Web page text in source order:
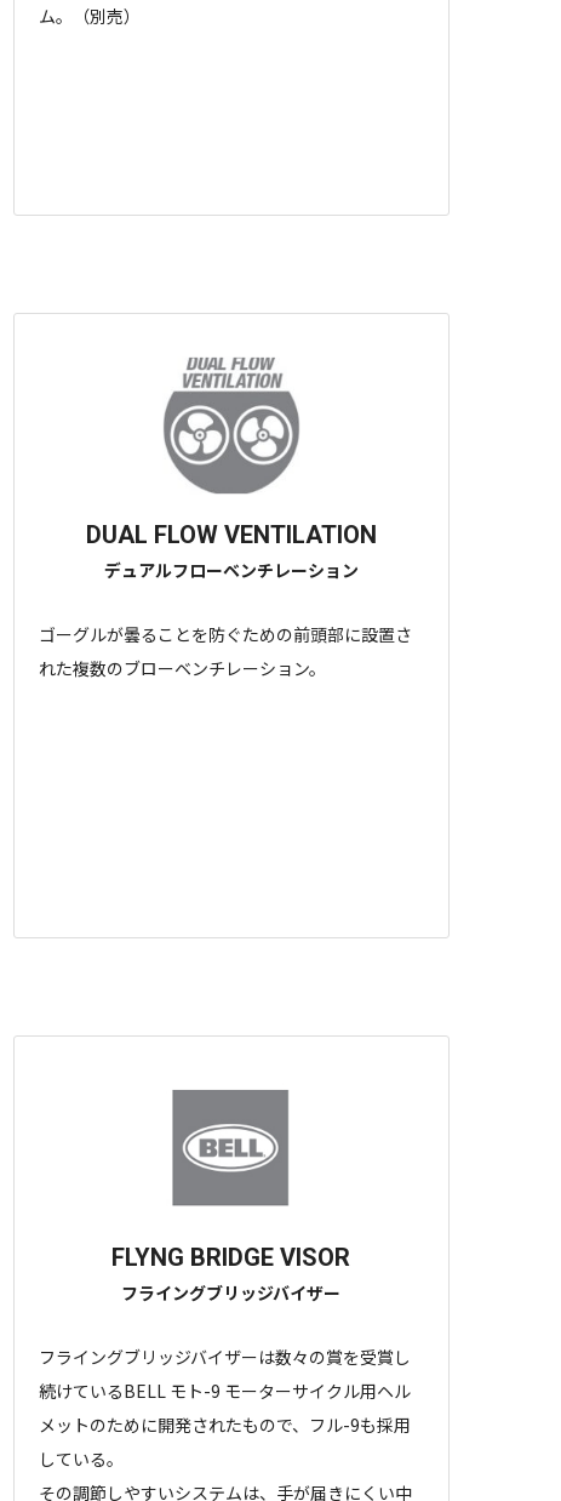
ム。（別売）
DUAL FLOW VENTILATION
デュアルフローベンチレーション
ゴーグルが曇ることを防ぐための前頭部に設置さ
れた複数のブローベンチレーション。
FLYNG BRIDGE VISOR
フライングブリッジバイザー
フライングブリッジバイザーは数々の賞を受賞し
続けているBELL モト-9 モーターサイクル用ヘル
メットのために開発されたもので、フル-9も採用
している。
その調節しやすいシステムは、手が届きにくい中